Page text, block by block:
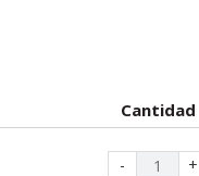
Cantidad
- +